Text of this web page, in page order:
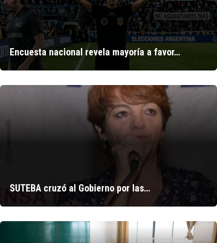
Encuesta nacional revela mayoría a favor…
SUTEBA cruzó al Gobierno por las…